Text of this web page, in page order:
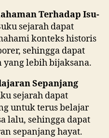
Terhadap Isu-
sejarah dapat
konteks historis
sehingga dapat
yang lebih bijaksana.
Sepanjang
sejarah dapat
untuk terus belajar
lalu, sehingga dapat
sepanjang hayat.